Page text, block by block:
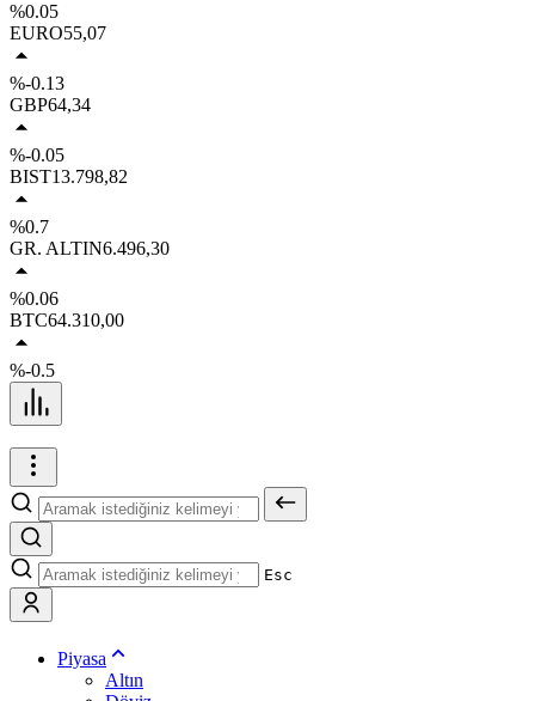
%0.05
EURO55,07
%-0.13
GBP64,34
%-0.05
BIST13.798,82
%0.7
GR. ALTIN6.496,30
%0.06
BTC64.310,00
%-0.5
Esc
Piyasa
Altın